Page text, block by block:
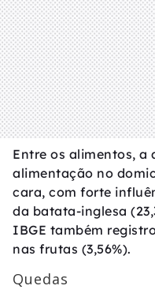
Entre os alimentos,
alimentação no
cara, com forte
da batata-inglesa
IBGE também
nas frutas (3,56%).
Quedas